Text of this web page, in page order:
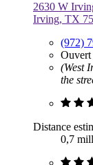
2630 W
Irving, TX
(972)
Ouvert
(West
the
Distance
0,7